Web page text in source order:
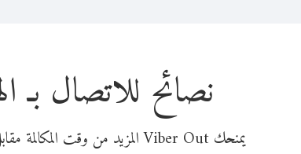
نصائح للاتصال بـ
يمنحك Viber Out المزيد من وقت المكالمة مقابل تكلفة أقل من المال. اختر من أحد خيارات الاتصال المرنة ذات السعر المنخفض: